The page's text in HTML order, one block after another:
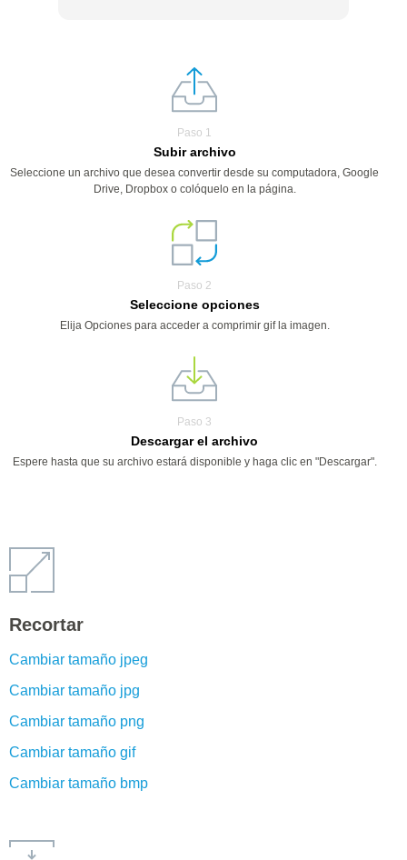
Paso 1
Subir archivo
Seleccione un archivo que desea convertir desde su computadora, Google
Drive, Dropbox o colóquelo en la página.
Paso 2
Seleccione opciones
Elija Opciones para acceder a comprimir gif la imagen.
Paso 3
Descargar el archivo
Espere hasta que su archivo estará disponible y haga clic en "Descargar".
Recortar
Cambiar tamaño jpeg
Cambiar tamaño jpg
Cambiar tamaño png
Cambiar tamaño gif
Cambiar tamaño bmp